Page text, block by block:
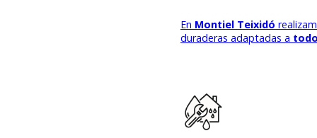
En Montiel Teixidó
duraderas adaptadas a